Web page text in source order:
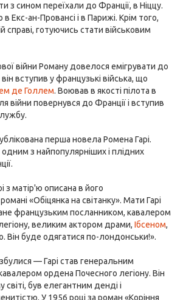
з сином переїхали до Франції, в Ніццу.
Екс-ан-Провансі і в Парижі. Крім того,
справі, готуючись стати військовим
війни Роману довелося емігрувати до
вступив у французькі війська, що
де Голлем. Воював в якості пілота в
війни повернувся до Франції і вступив
перша новела Ромена Гарі.
з найпопулярніших і плідних
з матір'ю описана в його
«Обіцянка на світанку». Мати Гарі
французьким посланником, кавалером
великим актором драми, Ібсеном,
Він буде одягатися по-лондонськи!».
збулися — Гарі став генеральним
ордена Почесного легіону. Він
був елегантним денді і
У 1956 році за роман «Коріння